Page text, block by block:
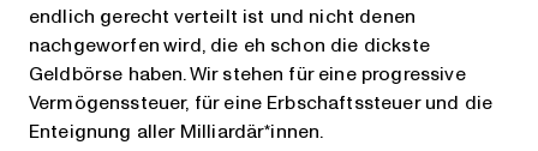
endlich gerecht verteilt ist und nicht denen
nachgeworfen wird, die eh schon die dickste
Geldbörse haben. Wir stehen für eine progressive
Vermögenssteuer, für eine Erbschaftssteuer und die
Enteignung aller Milliardär*innen.